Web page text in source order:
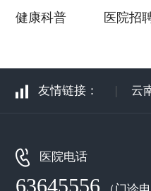
健康科普 医院招
友情链接： | 云
医院电话
63645556